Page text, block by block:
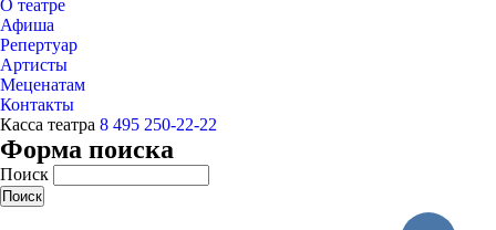
О театре
Афиша
Репертуар
Артисты
Меценатам
Контакты
Касса театра 8 495 250-22-22
Форма поиска
Поиск